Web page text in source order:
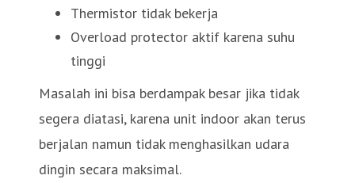
Thermistor tidak bekerja
Overload protector aktif karena suhu
tinggi
Masalah ini bisa berdampak besar jika tidak
segera diatasi, karena unit indoor akan terus
berjalan namun tidak menghasilkan udara
dingin secara maksimal.